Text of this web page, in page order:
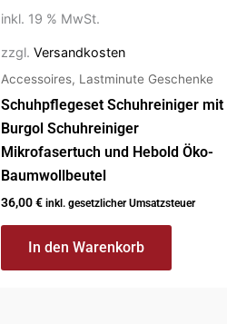
inkl. 19 % MwSt.
zzgl. Versandkosten
Accessoires, Lastminute Geschenke
Schuhpflegeset Schuhreiniger mit
Burgol Schuhreiniger
Mikrofasertuch und Hebold Öko-
Baumwollbeutel
36,00€ inkl. gesetzlicher Umsatzsteuer
In den Warenkorb